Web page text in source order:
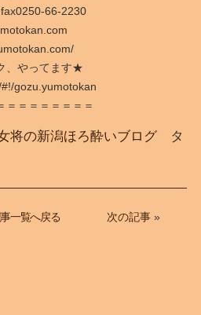
66-2230
ってます★
gozu.yumotokan
＝＝＝＝＝＝＝＝
将の新潟ほろ酔いブログタ
次の記事 »
一覧へ戻る